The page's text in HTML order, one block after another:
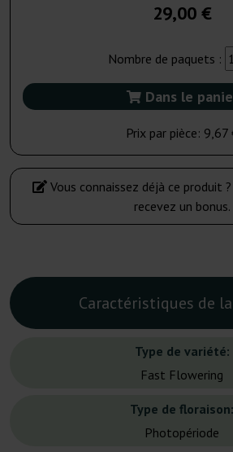
29,00 €
Nombre de paquets :
Dans le
Prix par pièce: 9,67
Vous connaissez déjà ce produit
recevez un bonus.
Caractéristiques de
Type de variété:
Fast Flowering
Type de floraison:
Photopériode